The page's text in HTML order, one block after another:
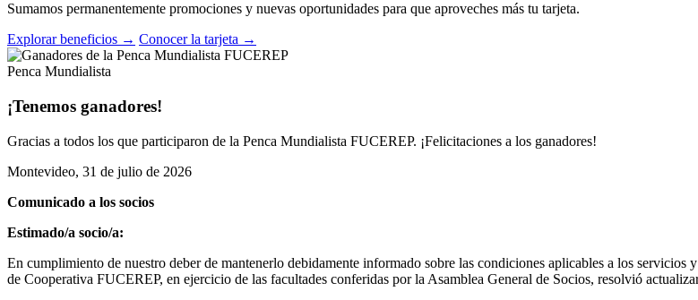
Sumamos permanentemente promociones y nuevas oportunidades para que aproveches más tu tarjeta.
Explorar beneficios → Conocer la tarjeta →
Penca Mundialista
¡Tenemos ganadores!
Gracias a todos los que participaron de la Penca Mundialista FUCEREP. ¡Felicitaciones a los ganadores!
Montevideo, 31 de julio de 2026
Comunicado a los socios
Estimado/a socio/a:
En cumplimiento de nuestro deber de mantenerlo debidamente informado sobre las condiciones aplicables a los
de Cooperativa FUCEREP, en ejercicio de las facultades conferidas por la Asamblea General de Socios, resolvió